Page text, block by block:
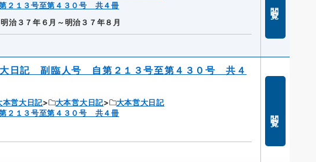
１３号至第４３０号 共４冊
明治３７年６月～明治３７年８月
日記 副臨人号 自第２１３号至第４３０号 共４
本営大日記 大本営大日記
大本営大日記
１３号至第４３０号 共４冊